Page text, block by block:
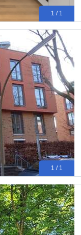
1 / 1
1 / 1